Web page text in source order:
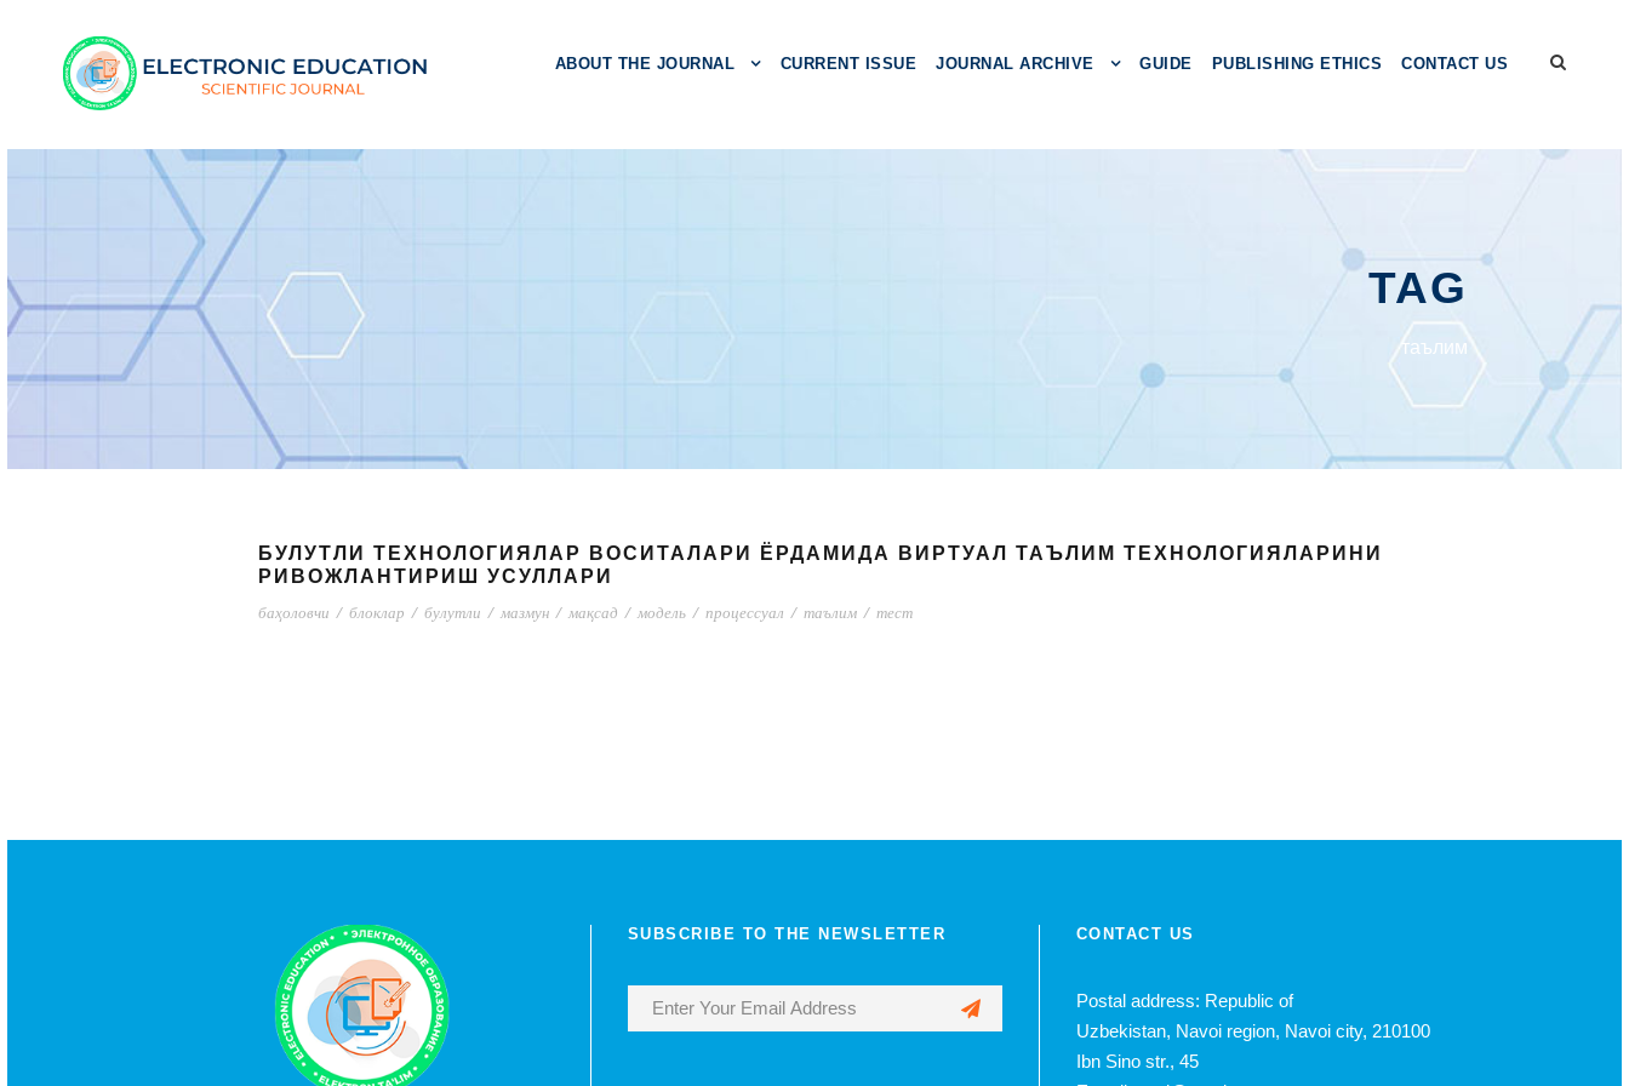
ABOUT THE JOURNAL CURRENT ISSUE JOURNAL ARCHIVE GUIDE PUBLISHING ETHICS CONTACT US
TAG
таълим
БУЛУТЛИ ТЕХНОЛОГИЯЛАР ВОСИТАЛАРИ ЁРДАМИДА ВИРТУАЛ ТАЪЛИМ ТЕХНОЛОГИЯЛАРИНИ
РИВОЖЛАНТИРИШ УСУЛЛАРИ
баҳоловчи / блоклар / булутли / мазмун / мақсад / модель / процессуал / таълим / тест
SUBSCRIBE TO THE NEWSLETTER CONTACT US
Postal address: Republic of
Uzbekistan, Navoi region, Navoi city, 210100
Ibn Sino str., 45